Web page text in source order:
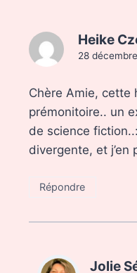
Heike
28
Chère Amie, cette
prémonitoire.. un
de science
divergente, et j’en
Répondre
Jolie